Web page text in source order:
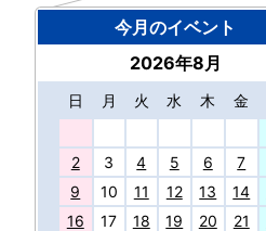
今月のイベント
2026年8月
日 月 火 水 木 金
2
3 4 5 6 7
9
10 11 12 13 14
16
17 18 19 20 21